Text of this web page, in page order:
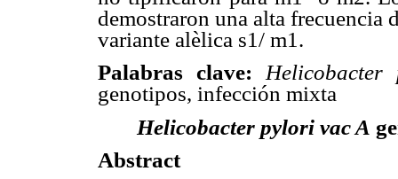
demostraron una alta frecuencia
variante alèlica s1/ m1.
Palabras clave:
Helicobacter
genotipos, infección mixta
Helicobacter pylori vacA
Abstract